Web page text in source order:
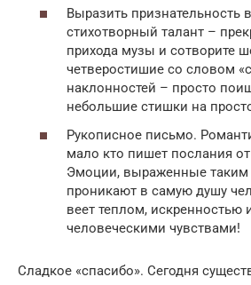
Выразить признательность
стихотворный талант –
прихода музы и сотворите
четверостишие со словом
наклонностей – просто
небольшие стишки на
Рукописное письмо.
мало кто пишет послания
Эмоции, выраженные таким
проникают в самую душу
веет теплом, искренностью
человеческими чувствами!
Сладкое «спасибо». Сегодня